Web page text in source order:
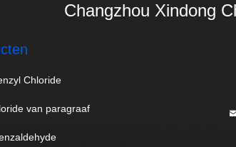
Changzhou Xindong
Chloride
van paragraaf